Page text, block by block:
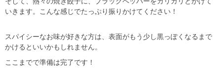
いきます。
こんな感じでたっぷり振りかけてください！
スパイシーなお味が好きな方は、表面がもう少し黒っぽくなるまで
かけるといいかもしれません。
ここまでで準備は完了です！